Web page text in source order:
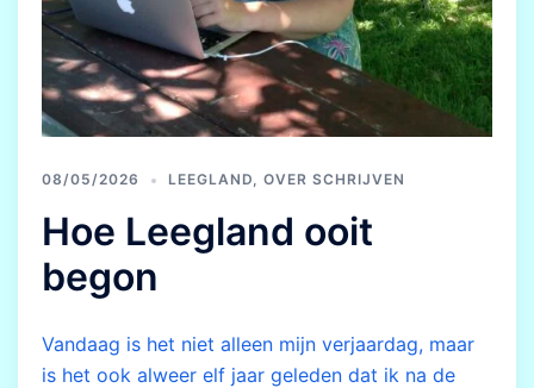
08/05/2026 LEEGLAND OVER SCHRIJVEN
Hoe Leegland ooit
begon
Vandaag is het niet alleen mijn verjaardag, maar
is het ook alweer elf jaar geleden dat ik na de